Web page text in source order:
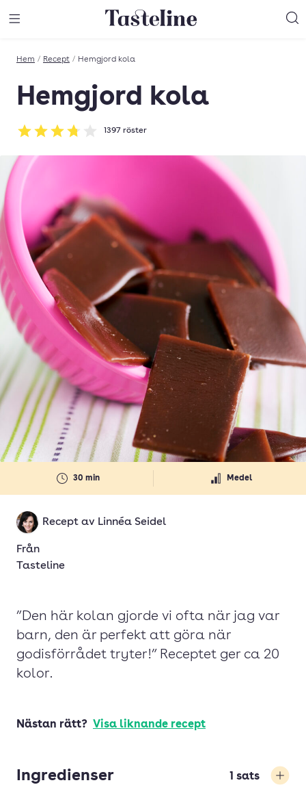
Till Tastelines startsida
Hem / Recept / Hemgjord kola
Hemgjord kola
Betyg: 3.76 av 5
1397 röster
30 min Medel
Recept av Linnéa Seidel
Från
Tasteline
”Den här kolan gjorde vi ofta när jag var
barn, den är perfekt att göra när
godisförrådet tryter!” Receptet ger ca 20
kolor.
Nästan rätt? Visa liknande recept
Ingredienser 1 sats